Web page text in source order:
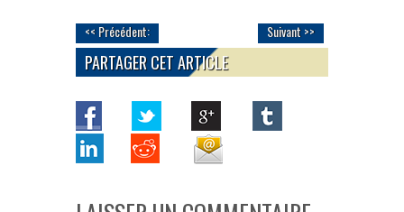
<< Précédent: Suivant >>
PARTAGER CET ARTICLE